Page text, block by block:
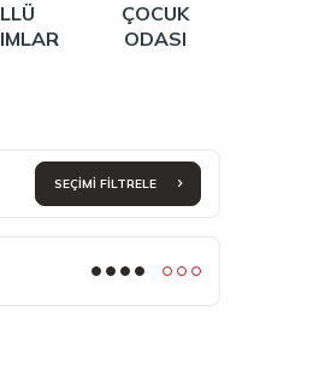
ÇOCUK
ODASI
SEÇIMI FILTRELE